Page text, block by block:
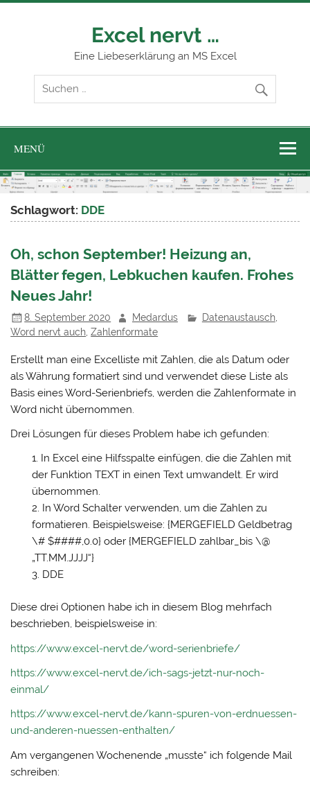
Zum
Excel nervt …
Eine Liebeserklärung an MS Excel
MENÜ
Schlagwort: DDE
Oh, schon September! Heizung an,
Blätter fegen, Lebkuchen kaufen. Frohes
Neues Jahr!
8. September 2020 Medardus Datenaustausch,
Word nervt auch ,Zahlenformate
Erstellt man eine Excelliste mit Zahlen, die als Datum oder
als Währung formatiert sind und verwendet diese Liste als
Basis eines Word-Serienbriefs, werden die Zahlenformate in
Word nicht übernommen.
Drei Lösungen für dieses Problem habe ich gefunden:
In Excel eine Hilfsspalte einfügen, die die Zahlen mit
der Funktion TEXT in einen Text umwandelt. Er wird
übernommen.
In Word Schalter verwenden, um die Zahlen zu
formatieren. Beispielsweise: {MERGEFIELD Geldbetrag
\# $####,0.0} oder {MERGEFIELD zahlbar_bis \@
„TT.MM.JJJJ“}
DDE
Diese drei Optionen habe ich in diesem Blog mehrfach
beschrieben, beispielsweise in:
https://www.excel-nervt.de/word-serienbriefe/
https://www.excel-nervt.de/ich-sags-jetzt-nur-noch-
einmal/
https://www.excel-nervt.de/kann-spuren-von-erdnuessen-
und-anderen-nuessen-enthalten/
Am vergangenen Wochenende „musste“ ich folgende Mail
schreiben: